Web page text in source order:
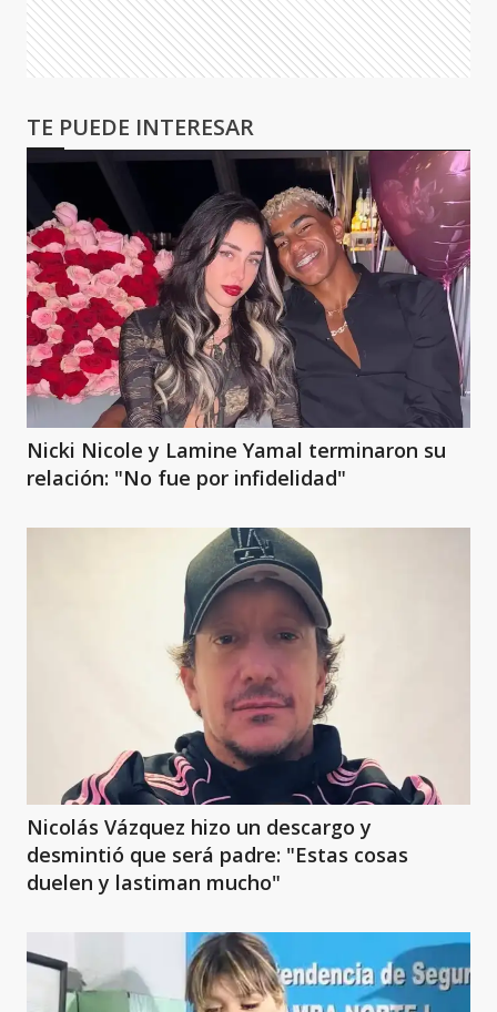
TE PUEDE INTERESAR
Nicki Nicole y Lamine Yamal terminaron su
relación: "No fue por infidelidad"
Nicolás Vázquez hizo un descargo y
desmintió que será padre: "Estas cosas
duelen y lastiman mucho"